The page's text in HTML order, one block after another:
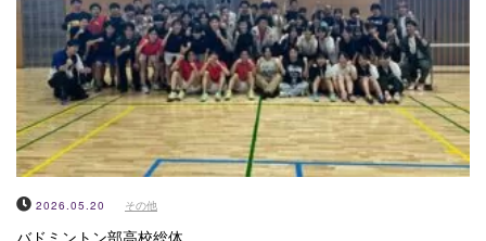
2026.05.20 その他
バドミントン部高校総体